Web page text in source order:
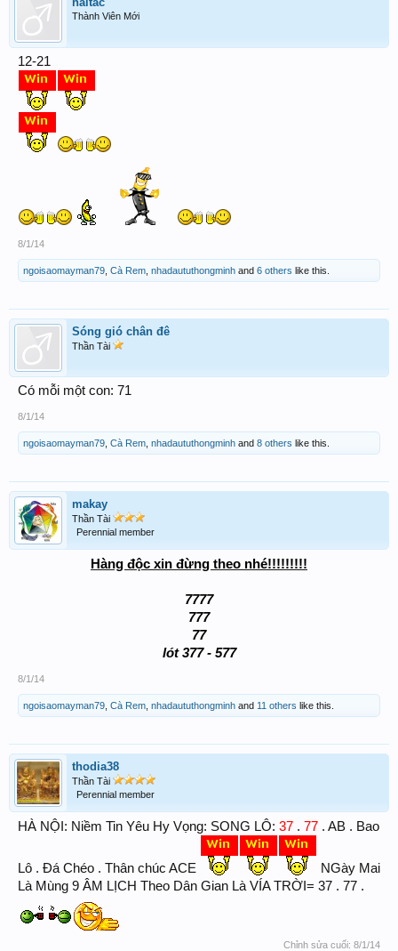
Thành Viên Mới
12-21
8/1/14
ngoisaomayman79 Cà Rem nhadaututhongminh and 6 others like this.
Sóng gió chân đê
Thần Tài
Có mỗi một con: 71
8/1/14
ngoisaomayman79 Cà Rem nhadaututhongminh and 8 others like this.
makay
Thần Tài
Perennial member
Hàng độc xin đừng theo nhé!!!!!!!!!
7777
777
77
lót 377 - 577
8/1/14
ngoisaomayman79 Cà Rem nhadaututhongminh and 11 others like this.
thodia38
Thần Tài
Perennial member
HÀ NỘI: Niềm Tin Yêu Hy Vọng: SONG LÔ: 37 . 77 . AB . Bao
Lô . Đá Chéo . Thân chúc ACE
NGày Mai
Là Mùng 9 ÂM LỊCH Theo Dân Gian Là VÍA TRỜI= 37 . 77 .
Chỉnh sửa cuối: 8/1/14